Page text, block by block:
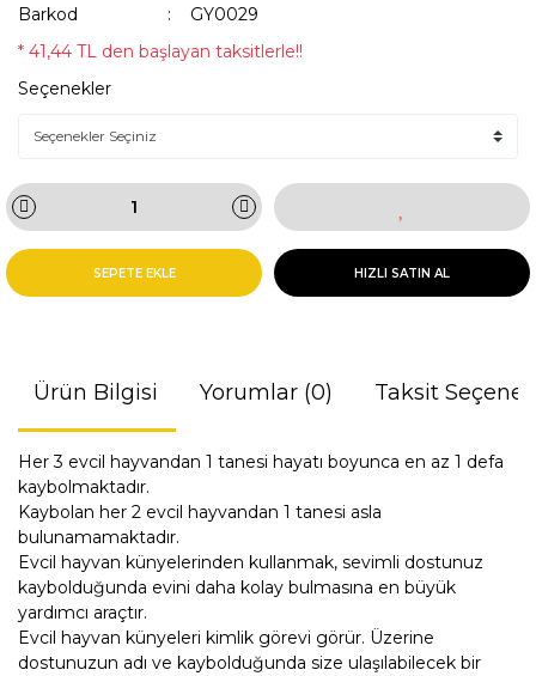
Barkod
GY0029
* 41,44 TL den başlayan taksitlerle!!
Seçenekler
SEPETE EKLE HIZLI SATIN AL
Ürün Bilgisi Yorumlar (0) Taksit
Her 3 evcil hayvandan 1 tanesi hayatı boyunca en az 1 defa
kaybolmaktadır.
Kaybolan her 2 evcil hayvandan 1 tanesi asla
bulunamamaktadır.
Evcil hayvan künyelerinden kullanmak, sevimli dostunuz
kaybolduğunda evini daha kolay bulmasına en büyük
yardımcı araçtır.
Evcil hayvan künyeleri kimlik görevi görür. Üzerine
dostunuzun adı ve kaybolduğunda size ulaşılabilecek bir